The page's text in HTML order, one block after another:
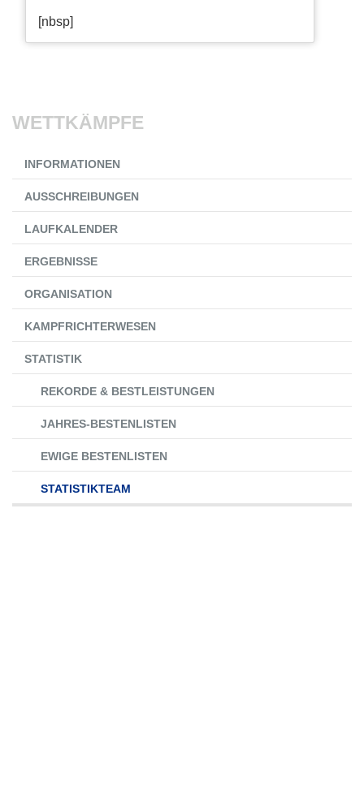
[nbsp]
WETTKÄMPFE
überspringen
INFORMATIONEN
AUSSCHREIBUNGEN
LAUFKALENDER
ERGEBNISSE
ORGANISATION
KAMPFRICHTERWESEN
STATISTIK
REKORDE & BESTLEISTUNGEN
JAHRES-BESTENLISTEN
EWIGE BESTENLISTEN
STATISTIKTEAM